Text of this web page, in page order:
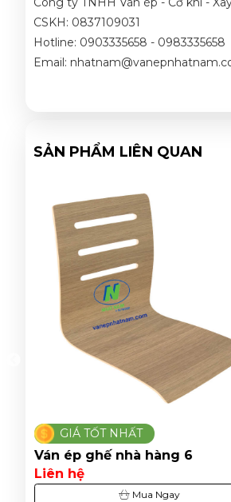
CSKH: 0837109031
Hotline: 0903335658 - 0983335658
Email:
SẢN PHẨM LIÊN QUAN
GIÁ TỐT NHẤT
Ván ép ghế nhà hàng 36
Liên hệ
Mua Ngay